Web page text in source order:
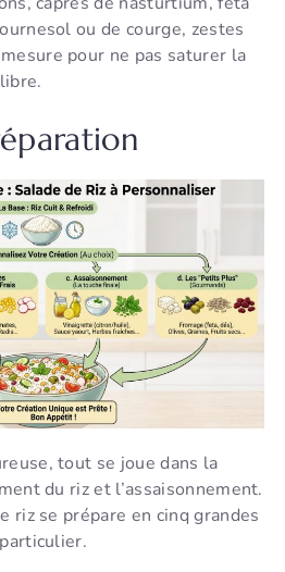
ou de courge, zestes
pour ne pas saturer la
tout se joue dans la
du riz et l’assaisonnement.
riz se prépare en cinq grandes